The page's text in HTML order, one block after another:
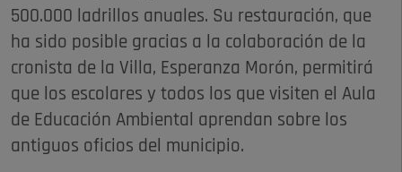
500.000 ladrillos anuales. Su restauración, que
ha sido posible gracias a la colaboración de la
cronista de la Villa, Esperanza Morón, permitirá
que los escolares y todos los que visiten el Aula
de Educación Ambiental aprendan sobre los
antiguos oficios del municipio.